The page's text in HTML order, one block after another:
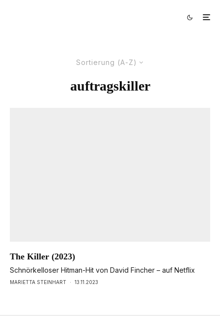
Sortierung (A-Z)
auftragskiller
The Killer (2023)
Schnörkelloser Hitman-Hit von David Fincher – auf Netflix
MARIETTA STEINHART · 13.11.2023